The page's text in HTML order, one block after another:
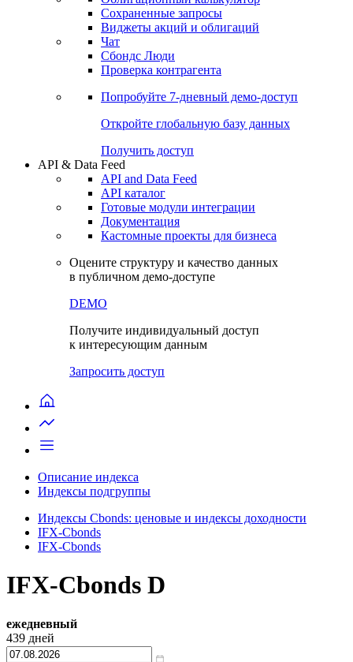
Сохраненные запросы
Виджеты акций и облигаций
Чат
Сбондс Люди
Проверка контрагента
Попробуйте 7-дневный демо-доступ
Откройте глобальную базу данных
Получить доступ
API & Data Feed
API and Data Feed
API каталог
Готовые модули интеграции
Документация
Кастомные проекты для бизнеса
Оцените структуру и качество данных
в публичном демо-доступе
DEMO
Получите индивидуальный доступ
к интересующим данным
Запросить доступ
Описание индекса
Индексы подгруппы
Индексы Cbonds: ценовые и индексы доходности
IFX-Cbonds
IFX-Cbonds
IFX-Cbonds D
ежедневный
439 дней